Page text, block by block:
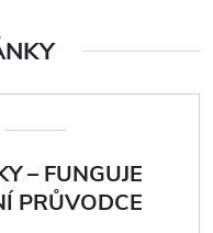
– FUNGUJE
PRŮVODCE